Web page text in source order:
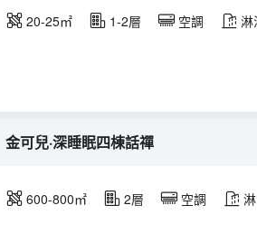
20-25㎡ 1-2層 空調 淋
金可兒·深睡眠四棟話禪
600-800㎡ 2層 空調